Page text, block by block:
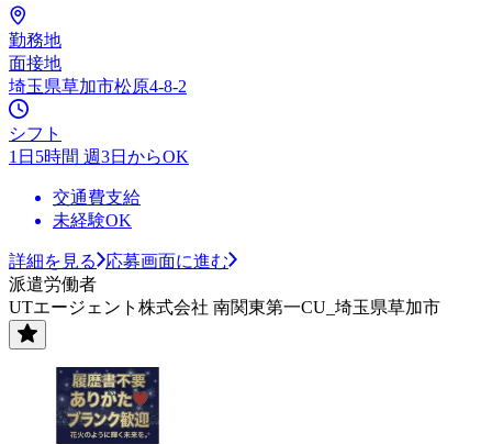
勤務地
面接地
埼玉県草加市松原4-8-2
シフト
1日5時間 週3日からOK
交通費支給
未経験OK
詳細を見る
応募画面に進む
派遣労働者
UTエージェント株式会社 南関東第一CU_埼玉県草加市